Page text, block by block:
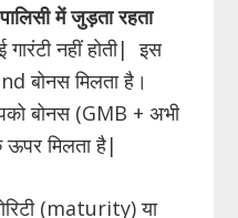
में जुड़ता रहता
गारंटी नहीं होती| इस
बोनस मिलता है।
बोनस (GMB + अभी
ऊपर मिलता है|
(maturity) या